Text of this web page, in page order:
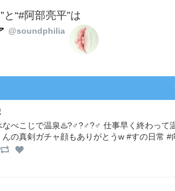
と“#阿部亮平”は
@soundphilia
なべこじで温泉♨️?‍♂️?‍♂️?‍♂️ 仕事早く終わって
んの真剣ガチャ顔もありがとうw #すの日常 #